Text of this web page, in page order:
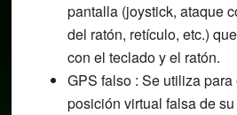
pantalla (joystick, ataque
del ratón, retículo, etc.)
con el teclado y el ratón.
GPS falso : Se utiliza
posición virtual falsa de